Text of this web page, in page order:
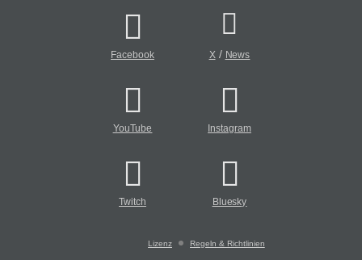
Facebook X/ News
YouTube Instagram
Twitch Bluesky
Lizenz Regeln & Richtlinien